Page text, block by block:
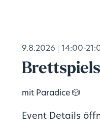
9.8.2026 14:00-
mit Paradice 🎲
Event Details